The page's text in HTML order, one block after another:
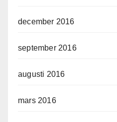
december 2016
september 2016
augusti 2016
mars 2016